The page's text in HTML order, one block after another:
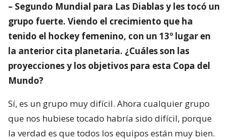
– Segundo Mundial para Las Diablas y les tocó un
grupo fuerte. Viendo el crecimiento que ha
tenido el hockey femenino, con un 13º lugar en
la anterior cita planetaria. ¿Cuáles son las
proyecciones y los objetivos para esta Copa del
Mundo?
Sí, es un grupo muy difícil. Ahora cualquier grupo
que nos hubiese tocado habría sido difícil, porque
la verdad es que todos los equipos están muy bien.